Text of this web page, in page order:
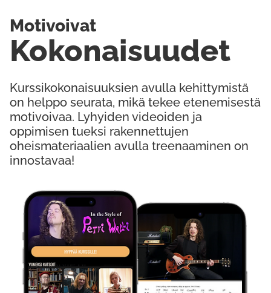
Kokeile Ilmaiseksi
Kurssikokonaisuuksien avulla kehittymistä
on helppo seurata, mikä tekee etenemisestä
motivoivaa. Lyhyiden videoiden ja
oppimisen tueksi rakennettujen
oheismateriaalien avulla treenaaminen on
innostavaa!
Kokonaisuudet
Motivoivat